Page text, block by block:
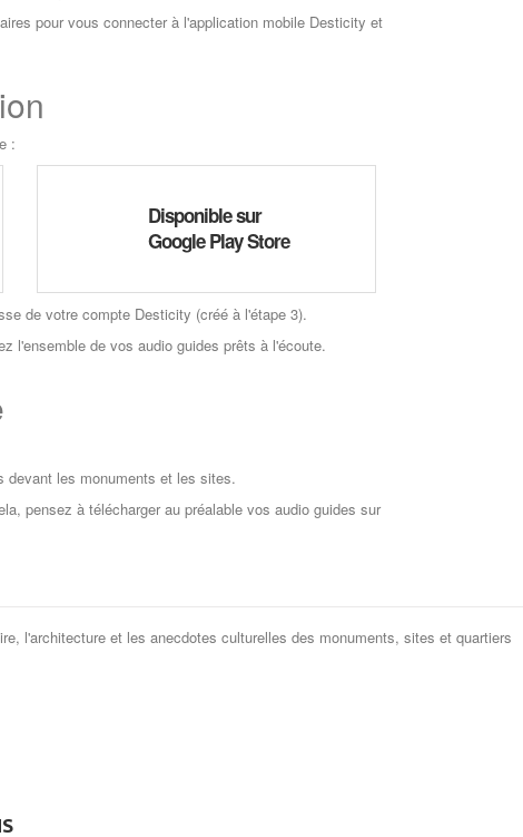
pour vous connecter à l'application mobile Desticity et
:
Disponible sur
Google Play Store
de votre compte Desticity (créé à l'étape 3).
l'ensemble de vos audio guides prêts à l'écoute.
devant les monuments et les sites.
pensez à télécharger au préalable vos audio guides sur
l'architecture et les anecdotes culturelles des monuments, sites et quartiers